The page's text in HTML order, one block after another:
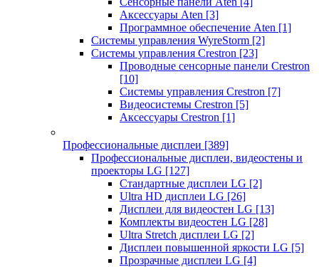
Аксессуары Aten [3]
Программное обеспечение Aten [1]
Системы управления WyreStorm [2]
Системы управления Crestron [23]
Проводные сенсорные панели Crestron
[10]
Системы управления Crestron [7]
Видеосистемы Crestron [5]
Аксессуары Crestron [1]
Профессиональные дисплеи [389]
Профессиональные дисплеи, видеостены и
проекторы LG [127]
Стандартные дисплеи LG [2]
Ultra HD дисплеи LG [26]
Дисплеи для видеостен LG [13]
Комплекты видеостен LG [28]
Ultra Stretch дисплеи LG [2]
Дисплеи повышенной яркости LG [5]
Прозрачные дисплеи LG [4]